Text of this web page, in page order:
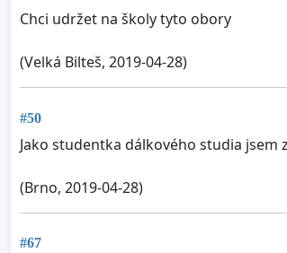
Chci udržet na školy tyto obory
(Velká Bilteš, 2019-04-28)
#50
Jako studentka dálkového studia
(Brno, 2019-04-28)
#67